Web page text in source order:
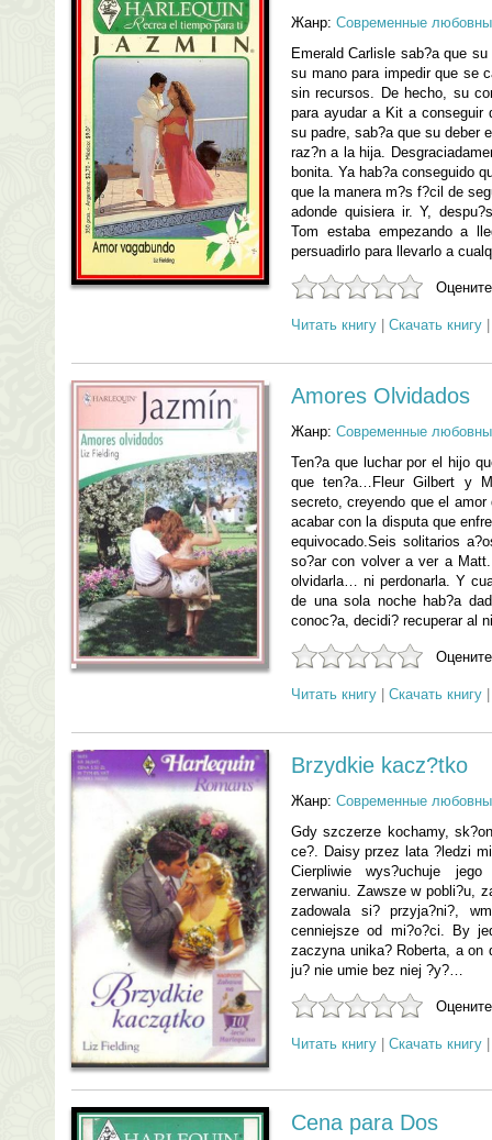
Жанр: Современные
Emerald Carlisle sab?a que
su mano para impedir que se
sin recursos. De hecho, su
para ayudar a Kit a conseguir
su padre, sab?a que su deber
raz?n a la hija.
bonita. Ya hab?a conseguido
que la manera m?s f?cil de
adonde quisiera ir. Y,
Tom estaba empezando a
persuadirlo para llevarlo a
Читать книгу Скачать книгу
Amores Olvidados
Жанр: Современные
Ten?a que luchar por el hijo
que ten?a…Fleur Gilbert y
secreto, creyendo que el
acabar con la disputa que
equivocado.Seis solitarios
so?ar con volver a ver a
olvidarla… ni perdonarla. Y
de una sola noche hab?a
conoc?a, decidi? recuperar al
Читать книгу Скачать книгу
Brzydkie kacz?tko
Жанр: Современные
Gdy szczerze kochamy,
ce?. Daisy przez lata ?ledzi
Cierpliwie wys?uchuje
zerwaniu. Zawsze w pobli?u,
zadowala si? przyja?ni?,
cenniejsze od mi?o?ci. By
zaczyna unika? Roberta, a on
ju? nie umie bez niej ?y?…
Читать книгу Скачать книгу
Cena para Dos